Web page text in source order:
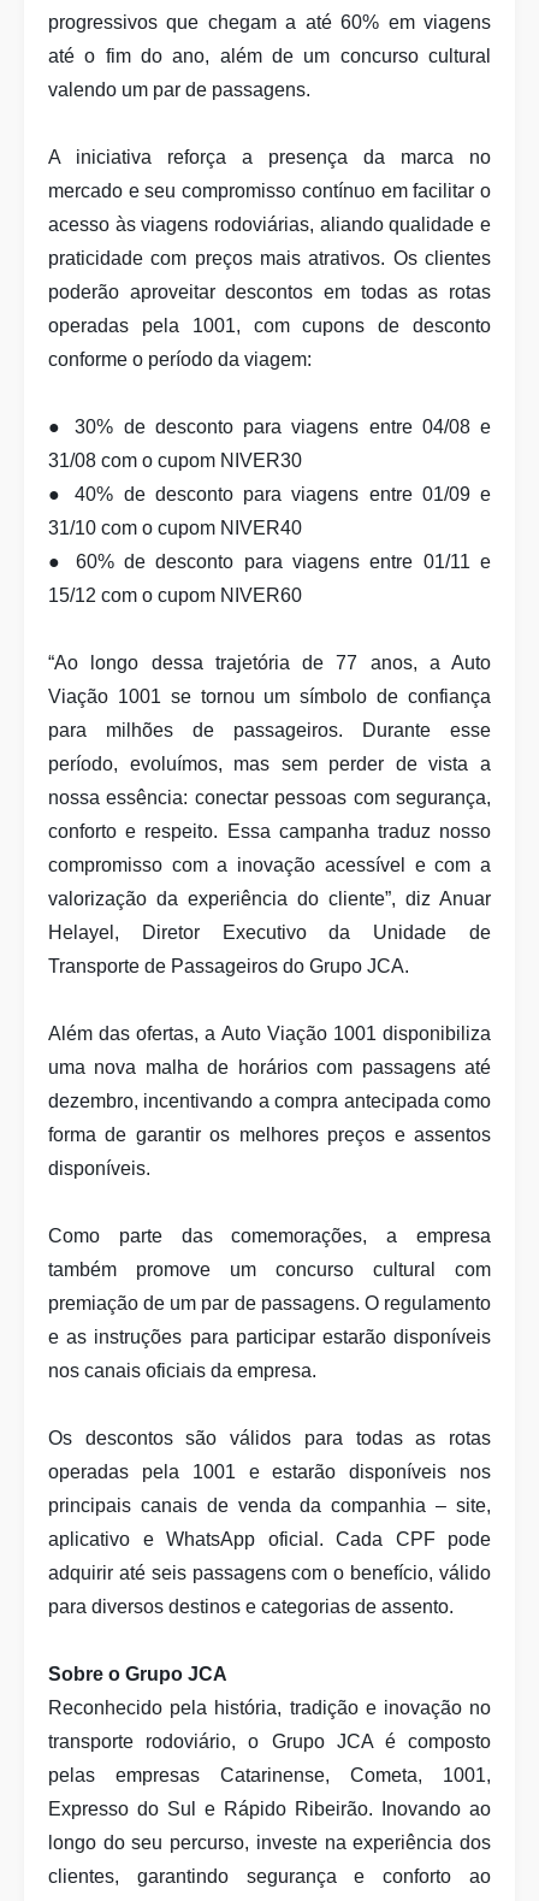
progressivos que chegam a até 60% em viagens
até o fim do ano, além de um concurso cultural
valendo um par de passagens.
A iniciativa reforça a presença da marca no
mercado e seu compromisso contínuo em facilitar o
acesso às viagens rodoviárias, aliando qualidade e
praticidade com preços mais atrativos. Os clientes
poderão aproveitar descontos em todas as rotas
operadas pela 1001, com cupons de desconto
conforme o período da viagem:
● 30% de desconto para viagens entre 04/08 e
31/08 com o cupom NIVER30
● 40% de desconto para viagens entre 01/09 e
31/10 com o cupom NIVER40
● 60% de desconto para viagens entre 01/11 e
15/12 com o cupom NIVER60
“Ao longo dessa trajetória de 77 anos, a Auto
Viação 1001 se tornou um símbolo de confiança
para milhões de passageiros. Durante esse
período, evoluímos, mas sem perder de vista a
nossa essência: conectar pessoas com segurança,
conforto e respeito. Essa campanha traduz nosso
compromisso com a inovação acessível e com a
valorização da experiência do cliente”, diz Anuar
Helayel, Diretor Executivo da Unidade de
Transporte de Passageiros do Grupo JCA.
Além das ofertas, a Auto Viação 1001 disponibiliza
uma nova malha de horários com passagens até
dezembro, incentivando a compra antecipada como
forma de garantir os melhores preços e assentos
disponíveis.
Como parte das comemorações, a empresa
também promove um concurso cultural com
premiação de um par de passagens. O regulamento
e as instruções para participar estarão disponíveis
nos canais oficiais da empresa.
Os descontos são válidos para todas as rotas
operadas pela 1001 e estarão disponíveis nos
principais canais de venda da companhia – site,
aplicativo e WhatsApp oficial. Cada CPF pode
adquirir até seis passagens com o benefício, válido
para diversos destinos e categorias de assento.
Sobre o Grupo JCA
Reconhecido pela história, tradição e inovação no
transporte rodoviário, o Grupo JCA é composto
pelas empresas Catarinense, Cometa, 1001,
Expresso do Sul e Rápido Ribeirão. Inovando ao
longo do seu percurso, investe na experiência dos
clientes, garantindo segurança e conforto ao